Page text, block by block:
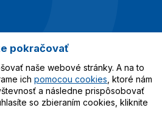
pokračovať
naše webové stránky. A na to
ich pomocou cookies , ktoré nám
a následne prispôsobovať
so zbieraním cookies, kliknite